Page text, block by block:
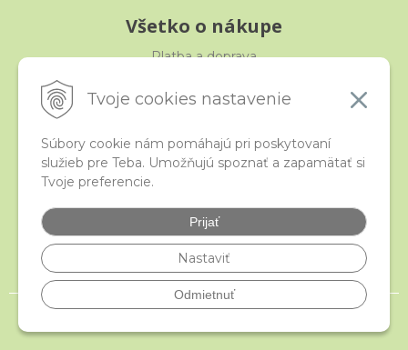
Tvoje cookies nastavenie
Súbory cookie nám pomáhajú pri poskytovaní
služieb pre Teba. Umožňujú spoznať a zapamätať si
Tvoje preferencie.
Prijať
Nastaviť
Odmietnuť
Všetko o nákupe
Platba a doprava
Obchodné podmienky
iStraka
Veľkoobchod
Najčastejšie otázky
Certifikáty
© 2026 istraka.sk - najligotavejšie korálky a polodrahokamy široko ďaleko •